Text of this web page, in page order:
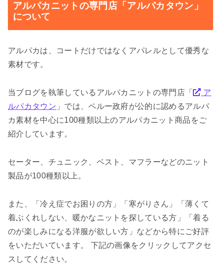
アルパカニットの専門店「アルパカタウン」
について
アルパカは、コートだけではなくアパレルとして優秀な
素材です。
当ブログを執筆しているアルパカニットの専門店「
ア
ルパカタウン 」では、ペルー政府が公的に認めるアルパ
カ素材を中心に100種類以上のアルパカニット商品をご
紹介しています。
セーター、チュニック、ベスト、マフラーなどのニット
製品が100種類以上。
また、「冷え症でお困りの方」「寒がりさん」「薄くて
着ぶくれしない、暖かなニットを探している方」「着る
のが楽しみになる洋服が欲しい方」などから特にご好評
をいただいています。 下記の画像をクリックしてアクセ
スしてください。